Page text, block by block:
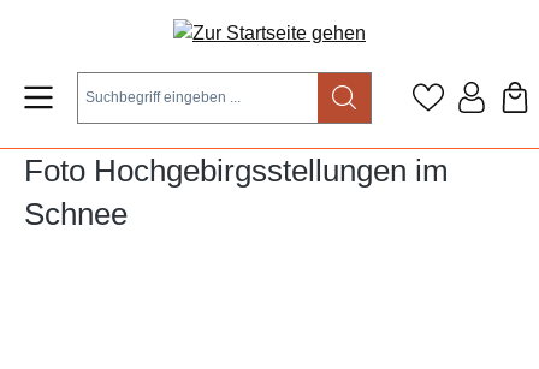
Zum Hauptinhalt springen
Foto Hochgebirgsstellungen im
Schnee